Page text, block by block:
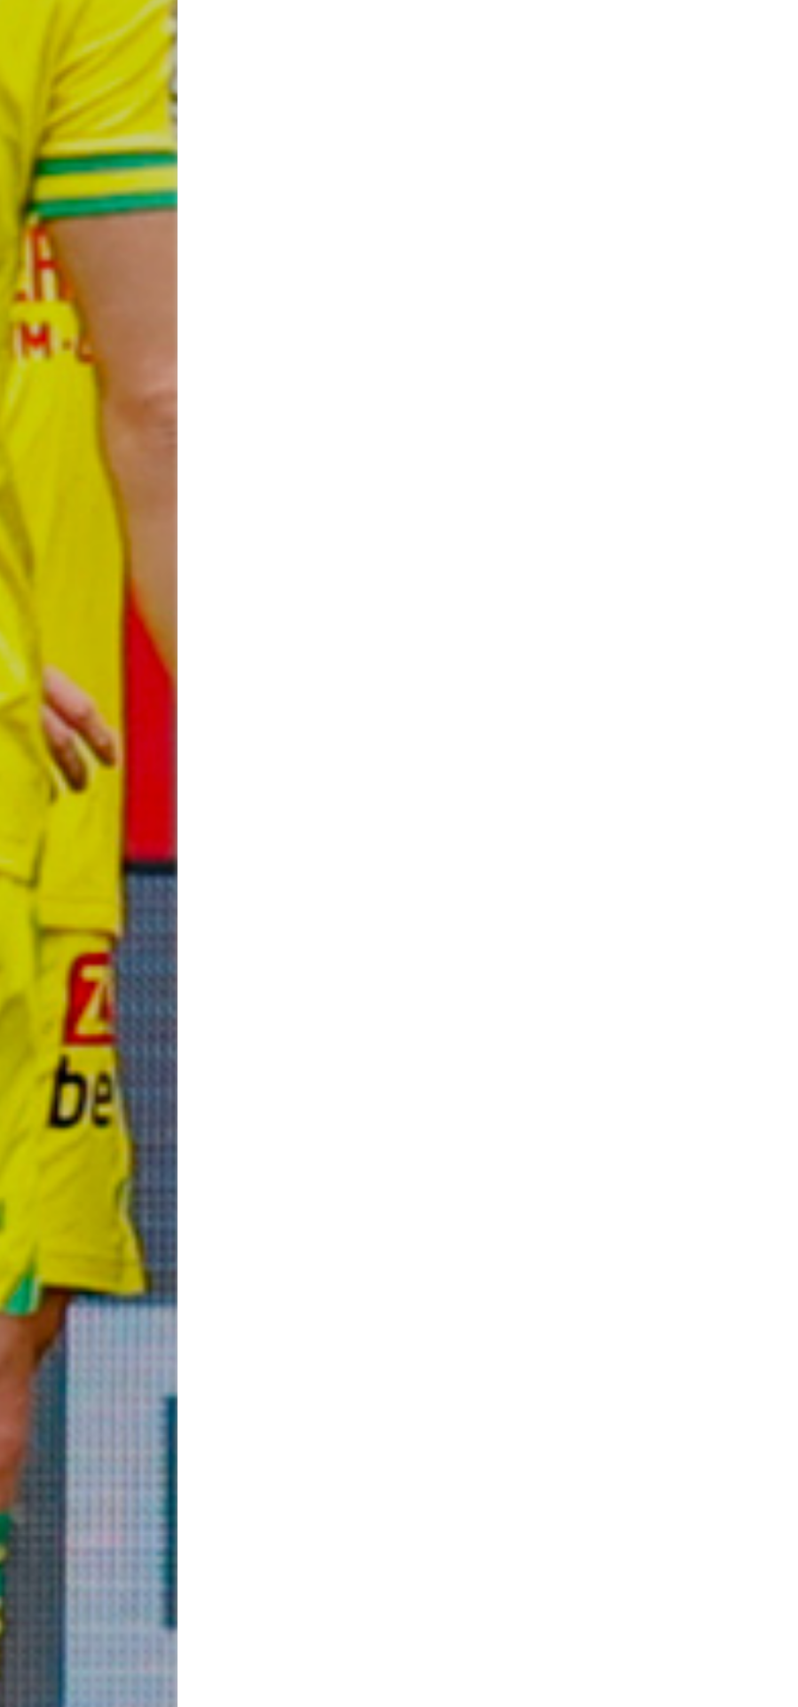
Au retour des
Niçois, dans
accrochés et
s’accrochent et
depuis la pause,
corps trop en
Mohamed lance
international
(65’). Sur le
d’être accroché
revanche, sur un
central, avec la
Aiglons ! Moffi bat
Le coup est dur à
hommes
Quelques instants
visiteurs aux
abattre et sur une
faute sur
avec assurance
Nantes est devant
Mendy prend sa
(87’). Celle de
Bulka monte sur
Prochain match
dimanche
l'Olympique
Kelvin Amian a
2 novembre 2019,
Nantes dans
Antoine
mandat avec
rencontre sur le